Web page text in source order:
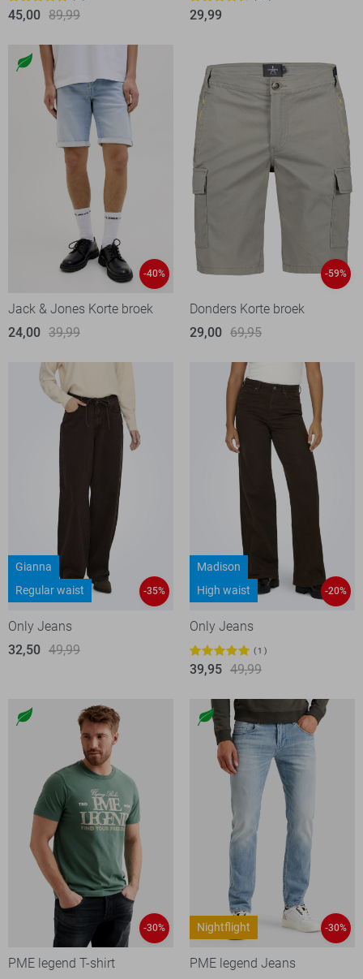
45,00 89,99 29,99
-40%
Jack & Jones Korte broek
24,00 39,99
-59%
Donders Korte broek
29,00 69,95
Gianna
Regular waist
-35%
Only Jeans
32,50 49,99
Madison
High waist
-20%
Only Jeans
1
39,95 49,99
-30%
PME legend T-shirt
Nightflight -30%
PME legend Jeans